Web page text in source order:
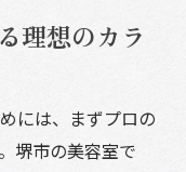
理想のカラ
には、まずプロの
堺市の美容室で